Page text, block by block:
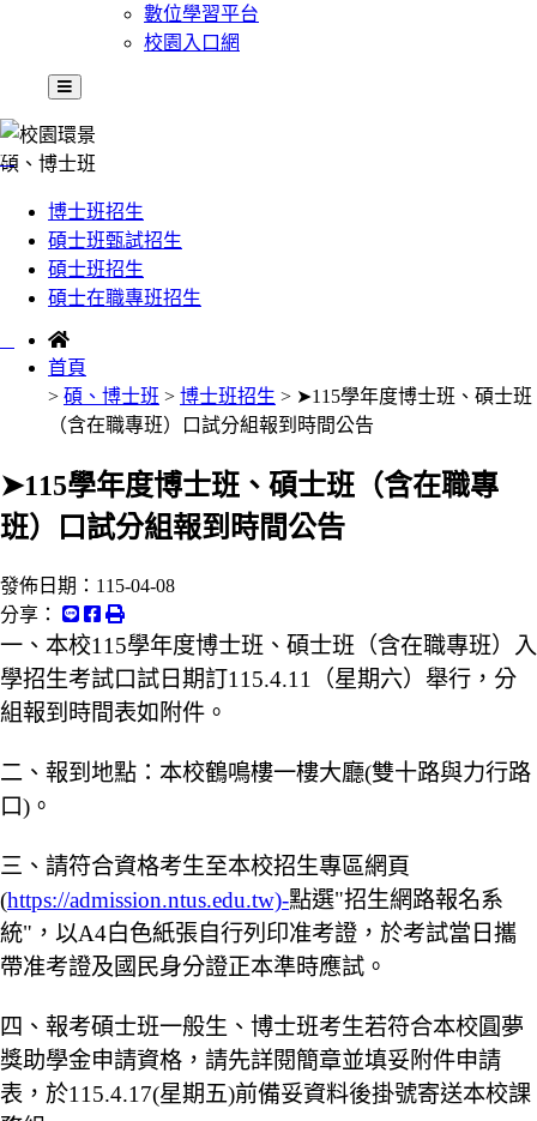
數位學習平台
校園入口網
:::
碩、博士班
博士班招生
碩士班甄試招生
碩士班招生
碩士在職專班招生
首頁
> 碩、博士班 > 博士班招生 > ➤115學年度博士班、碩士班
（含在職專班）口試分組報到時間公告
➤115學年度博士班、碩士班（含在職專
班）口試分組報到時間公告
發佈日期： 115-04-08
分享：
一、本校115學年度博士班、碩士班（含在職專班）入
學招生考試口試日期訂115.4.11（星期六）舉行，分
組報到時間表如附件。
二、報到地點：本校鶴鳴樓一樓大廳(雙十路與力行路
口)。
三、請符合資格考生至本校招生專區網頁
(https://admission.ntus.edu.tw)-點選"招生網路報名系
統"，以A4白色紙張自行列印准考證，於考試當日攜
帶准考證及國民身分證正本準時應試。
四、報考碩士班一般生、博士班考生若符合本校圓夢
獎助學金申請資格，請先詳閱簡章並填妥附件申請
表，於115.4.17(星期五)前備妥資料後掛號寄送本校課